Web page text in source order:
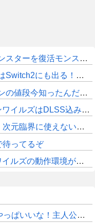
ンスターと呼ぶのはやめよう
にかけたい言葉ｗｗｗｗｗｗｗｗｗ
けどやっっっっっっすwwwww
込みで最大1440p動作」
点で闘気活性以下のスキルだわ
待ってるぞ
の動作環境が判明！
人公として魅力的すぎる…！